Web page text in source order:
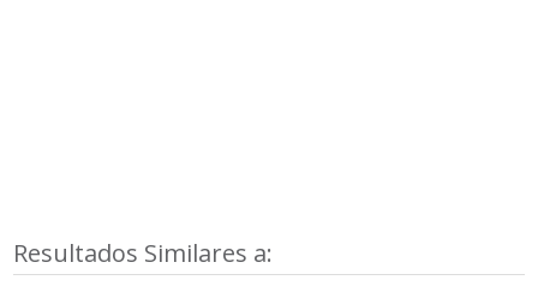
Resultados Similares a: